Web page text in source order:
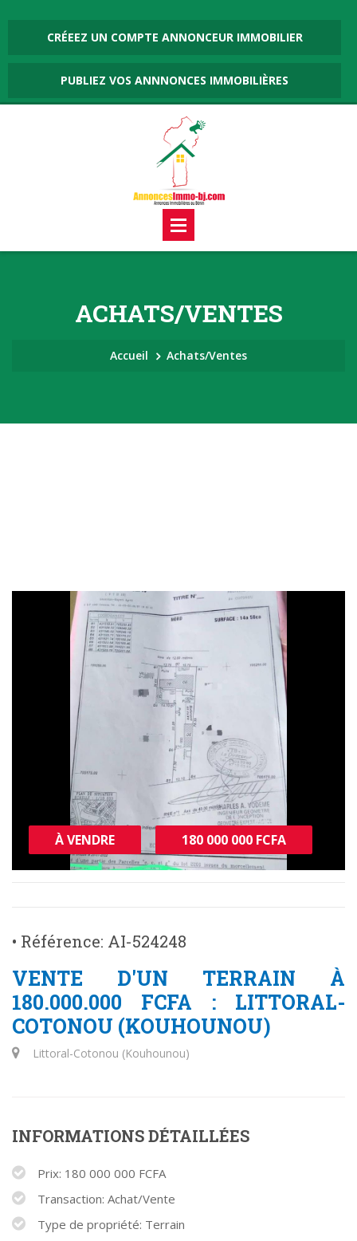
CRÉEEZ UN COMPTE ANNONCEUR IMMOBILIER
PUBLIEZ VOS ANNNONCES IMMOBILIÈRES
ACHATS/VENTES
Accueil Achats/Ventes
À VENDRE 180 000 000 FCFA
• Référence: AI-524248
VENTE D'UN TERRAIN À
180.000.000 FCFA : LITTORAL-
COTONOU (KOUHOUNOU)
Littoral-Cotonou (Kouhounou)
INFORMATIONS DÉTAILLÉES
Prix: 180 000 000 FCFA
Transaction: Achat/Vente
Type de propriété: Terrain